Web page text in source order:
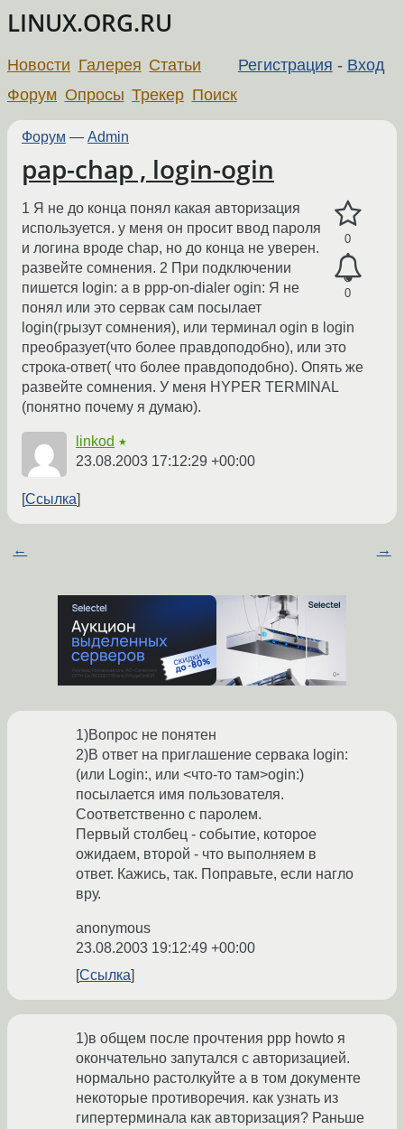
LINUX.ORG.RU
Регистрация - Вход
Новости Галерея Статьи
Форум Опросы Трекер Поиск
Форум — Admin
pap-chap , login-ogin
0
0
1 Я не до конца понял какая авторизация
используется. у меня он просит ввод пароля
и логина вроде chap, но до конца не уверен.
развейте сомнения. 2 При подключении
пишется login: а в ppp-on-dialer ogin: Я не
понял или это сервак сам посылает
login(грызут сомнения), или терминал ogin в login
преобразует(что более правдоподобно), или это
строка-ответ( что более правдоподобно). Опять же
развейте сомнения. У меня HYPER TERMINAL
(понятно почему я думаю).
linkod ★
23.08.2003 17:12:29 +00:00
Ссылка
← →
1)Вопрос не понятен
2)В ответ на приглашение сервака login:
(или Login:, или <что-то там>ogin:)
посылается имя пользователя.
Соответственно с паролем.
Первый столбец - событие, которое
ожидаем, второй - что выполняем в
ответ. Кажись, так. Поправьте, если нагло
вру.
anonymous
23.08.2003 19:12:49 +00:00
Ссылка
1)в общем после прочтения ppp howto я
окончательно запутался с авторизацией.
нормально растолкуйте а в том документе
некоторые противоречия. как узнать из
гипертерминала как авторизация? Раньше